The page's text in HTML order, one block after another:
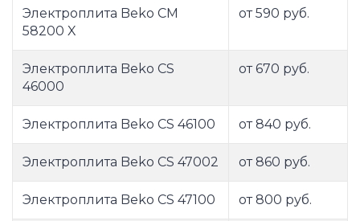
Электроплита Beko CM
58200 X
от 590 руб.
Электроплита Beko CS
46000
от 670 руб.
Электроплита Beko CS 46100 от 840 руб.
Электроплита Beko CS 47002 от 860 руб.
Электроплита Beko CS 47100 от 800 руб.